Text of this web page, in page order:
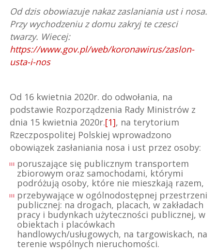
Od dzis obowiazuje nakaz zaslaniania ust i nosa.
Przy wychodzeniu z domu zakryj te czesci
twarzy. Wiecej:
https://www.gov.pl/web/koronawirus/zaslon-
usta-i-nos
Od 16 kwietnia 2020r. do odwołania, na
podstawie Rozporządzenia Rady Ministrów z
dnia 15 kwietnia 2020r.[1], na terytorium
Rzeczpospolitej Polskiej wprowadzono
obowiązek zasłaniania nosa i ust przez osoby:
poruszające się publicznym transportem
zbiorowym oraz samochodami, którymi
podróżują osoby, które nie mieszkają razem,
przebywające w ogólnodostępnej przestrzeni
publicznej: na drogach, placach, w zakładach
pracy i budynkach użyteczności publicznej, w
obiektach i placówkach
handlowych/usługowych, na targowiskach, na
terenie wspólnych nieruchomości.